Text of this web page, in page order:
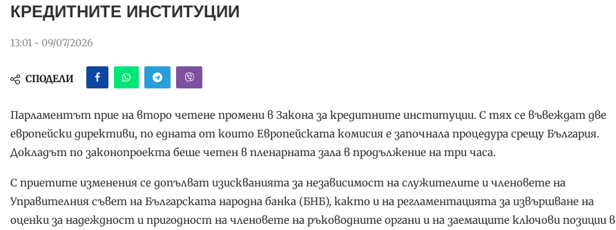
КРЕДИТНИТЕ ИНСТИТУЦИИ
13:01 - 09/07/2026
СПОДЕЛИ
Парламентът прие на второ четене промени в Закона за кредитните институции. С тях се въвеждат две
европейски директиви, по едната от които Европейската комисия е започнала процедура срещу България.
Докладът по законопроекта беше четен в пленарната зала в продължение на три часа.
С приетите изменения се допълват изискванията за независимост на служителите и членовете на
Управителния съвет на Българската народна банка (БНБ), както и на регламентацията за извършване на
оценки за надеждност и пригодност на членовете на ръководните органи и на заемащите ключови позиции в